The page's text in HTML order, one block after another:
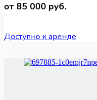
от 85 000 руб.
Доступно к аренде